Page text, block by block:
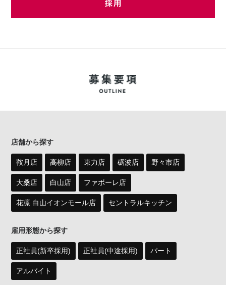
店舗から探す
鞍月店 高柳店 東力店 砺波店 野々市店
大桑店 白山店 ファボーレ店
花凛 白山イオンモール店 セントラルキッチン
雇用形態から探す
正社員(新卒採用) 正社員(中途採用) パート
アルバイト